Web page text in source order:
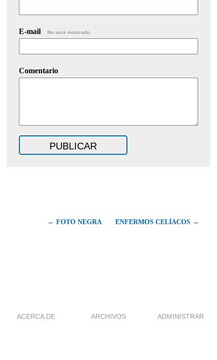
E-mail No será mostrado.
Comentario
← FOTO NEGRA ENFERMOS CELÍACOS →
ACERCA DE ARCHIVOS ADMINISTRAR